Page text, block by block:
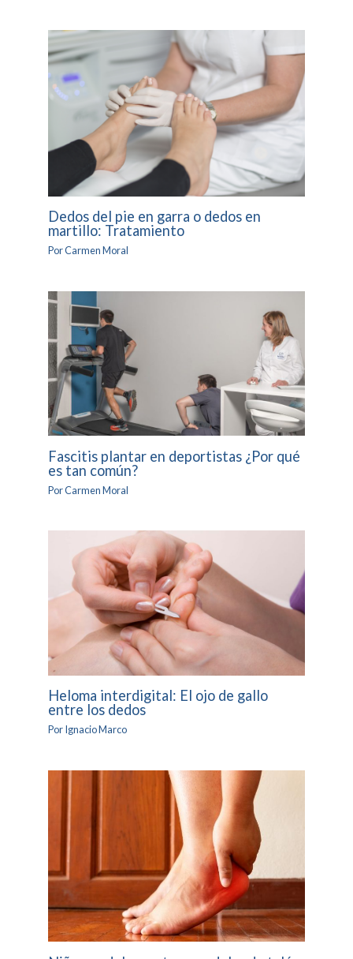
Dedos del pie en garra o dedos en
martillo: Tratamiento
PorCarmen Moral
Fascitis plantar en deportistas ¿Por qué
es tan común?
PorCarmen Moral
Heloma interdigital: El ojo de gallo
entre los dedos
PorIgnacio Marco